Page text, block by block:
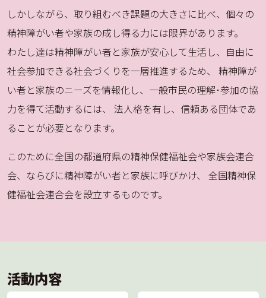
しかしながら、取り組むべき課題の大きさに比べ、個々の
精神障がい者や家族の成し得る力には限界があります。
わたし達は精神障がい者と家族が安心して生活し、自由に
社会参加できる社会づくりを一層推進するため、 精神障が
い者と家族のニーズを情報化し、一般市民の理解･参加の協
力を得て活動するには、 法人格を有し、信頼ある団体であ
ることが必要となります。
このために全国の都道府県の精神保健福祉会や家族会連合
会、ならびに精神障がい者と家族に呼びかけ、 全国精神保
健福祉会連合会を設立するものです。
活動内容